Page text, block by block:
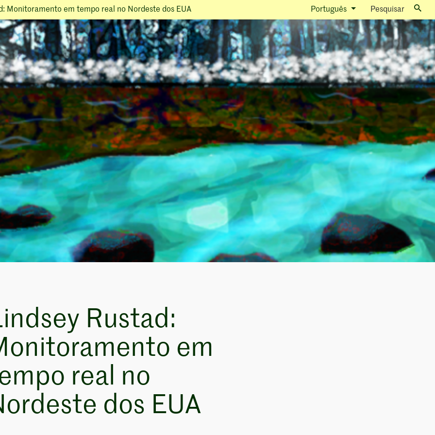
Monitoramento em tempo real no Nordeste dos EUA Português Pesquisar
Rustad:
em
real no
dos EUA